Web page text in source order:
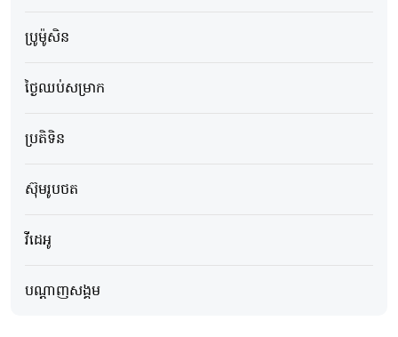
ប្រូម៉ូសិន
ថ្ងៃឈប់សម្រាក
ប្រតិទិន
ស៊ុមរូបថត
វីដេអូ
បណ្ដាញសង្គម